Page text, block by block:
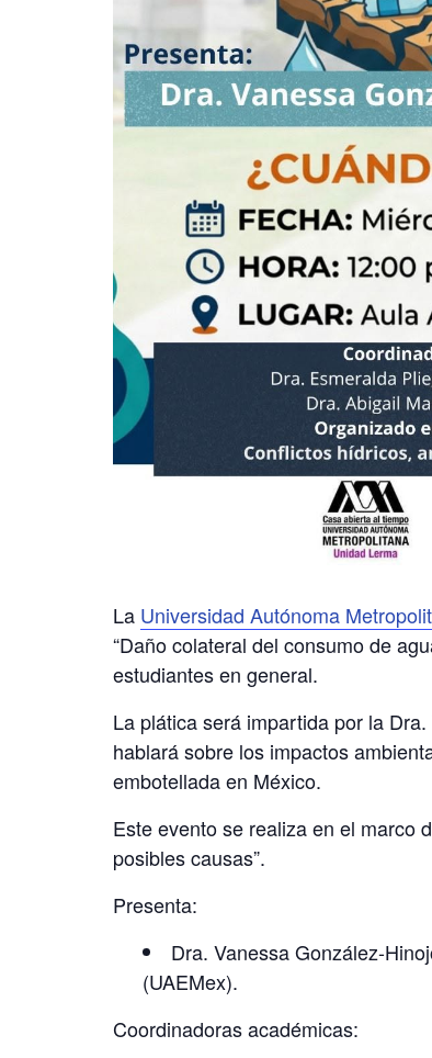
La Universidad Autónoma
“Daño colateral del consumo de
estudiantes en general.
La plática será impartida por la
hablará sobre los impactos
embotellada en México.
Este evento se realiza en el marco
posibles causas”.
Presenta:
Dra. Vanessa González-
(UAEMex).
Coordinadoras académicas: